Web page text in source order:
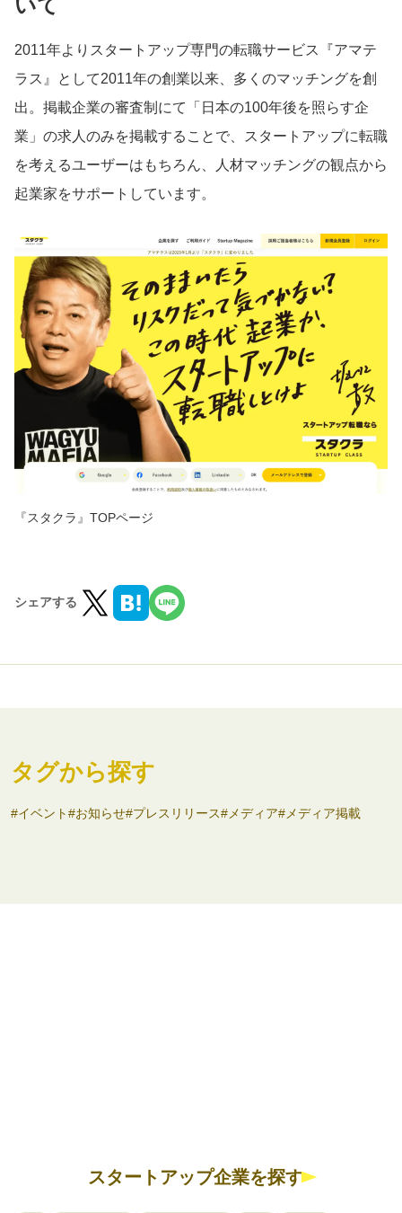
いて
2011年よりスタートアップ専門の転職サービス『アマテ
ラス』として2011年の創業以来、多くのマッチングを創
出。掲載企業の審査制にて「日本の100年後を照らす企
業」の求人のみを掲載することで、スタートアップに転職
を考えるユーザーはもちろん、人材マッチングの観点から
起業家をサポートしています。
『スタクラ』TOPページ
シェアする
タグから探す
イベント お知らせ プレスリリース メディア メディア掲載
スタートアップ企業を探す